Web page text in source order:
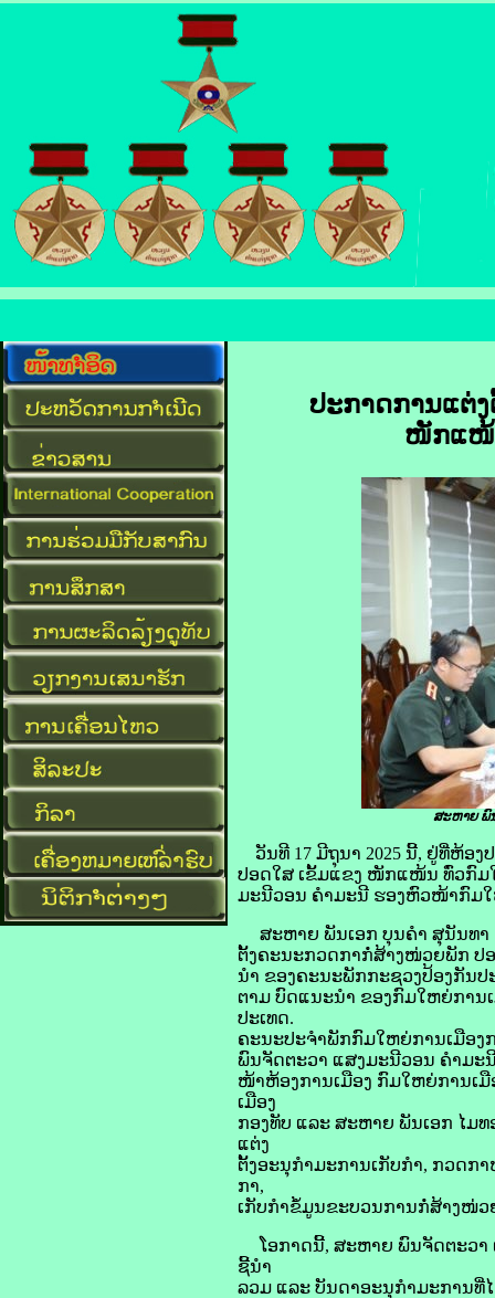
ປະກາດການແຕ່
ໜັກແໜ້
ສະຫາຍ ພົ
ວັນທີ 17 ມີຖຸນາ 2025 ນີ້, ຢູ່ທີ່ຫ້
ປອດໃສ ເຂັ້ມແຂງ ໜັກແໜ້ນ ທົ່ວກົມໃ
ມະນີວອນ ຄໍາມະນີ ຮອງຫົວໜ້າກົມໃ
ສະຫາຍ ພັນເອກ ບຸນຄໍາ ສຸນັນທາ
ຕັ້ງຄະນະກວດກາກໍ່ສ້າງໜ່ວຍພັກ ປ
ນໍາ ຂອງຄະນະພັກກະຊວງປ້ອງກັນ
ຕາມ ບົດແນະນໍາ ຂອງກົມໃຫຍ່ການ
ປະເທດ.
ຄະນະປະຈໍາພັກກົມໃຫຍ່ການເມືອງ
ພົນຈັດຕະວາ ແສງມະນີວອນ ຄໍາມະ
ໜ້າຫ້ອງການເມືອງ ກົມໃຫຍ່ການເ
ເມືອງ
ກອງທັບ ແລະ ສະຫາຍ ພັນເອກ ໄມ
ແຕ່ງ
ຕັ້ງອະນຸກໍາມະການເກັບກຳ, ກວດ
ກາ,
ເກັບກຳຂໍ້ມູນຂະບວນການກໍ່ສ້າງໜ່ວ
ໂອກາດນີ້, ສະຫາຍ ພົນຈັດຕະວາ
ຊີ້ນຳ
ລວມ ແລະ ບັນດາອະນຸກໍາມະການທີ່ໄ